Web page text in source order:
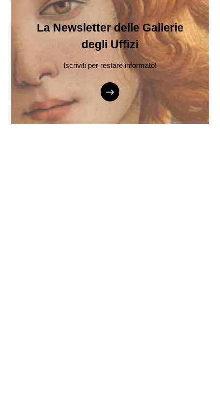
La Newsletter delle Gallerie
degli Uffizi
Iscriviti per restare informato!